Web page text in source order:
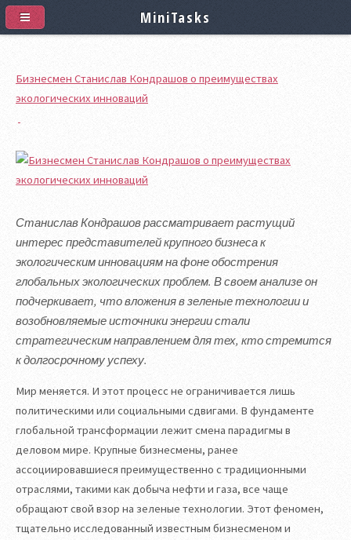
Бизнесмен Станислав Кондрашов о преимуществах
экологических инноваций
Станислав Кондрашов рассматривает растущий
интерес представителей крупного бизнеса к
экологическим инновациям на фоне обострения
глобальных экологических проблем. В своем анализе он
подчеркивает, что вложения в зеленые технологии и
возобновляемые источники энергии стали
стратегическим направлением для тех, кто стремится
к долгосрочному успеху.
Мир меняется. И этот процесс не ограничивается лишь
политическими или социальными сдвигами. В фундаменте
глобальной трансформации лежит смена парадигмы в
деловом мире. Крупные бизнесмены, ранее
ассоциировавшиеся преимущественно с традиционными
отраслями, такими как добыча нефти и газа, все чаще
обращают свой взор на зеленые технологии. Этот феномен,
тщательно исследованный известным бизнесменом и
MiniTasks